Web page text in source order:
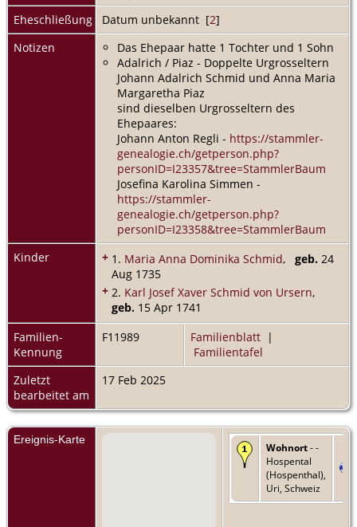
Eheschließung
Datum unbekannt [2]
Notizen
Das Ehepaar hatte 1 Tochter und 1 Sohn
Adalrich / Piaz - Doppelte Urgrosseltern
Johann Adalrich Schmid und Anna Maria
Margaretha Piaz
sind dieselben Urgrosseltern des
Ehepaares:
Johann Anton Regli - https://stammler-
genealogie.ch/getperson.php?
personID=I23357&tree=StammlerBaum
Josefina Karolina Simmen -
https://stammler-
genealogie.ch/getperson.php?
personID=I23358&tree=StammlerBaum
Kinder
+ 1. Maria Anna Dominika Schmid, geb. 24
Aug 1735
+ 2. Karl Josef Xaver Schmid von Ursern,
geb. 15 Apr 1741
Familien-
Kennung
F11989 Familienblatt |
Familientafel
Zuletzt
bearbeitet am
17 Feb 2025
Ereignis-Karte
Wohnort- -
Hospental
(Hospenthal),
Uri, Schweiz